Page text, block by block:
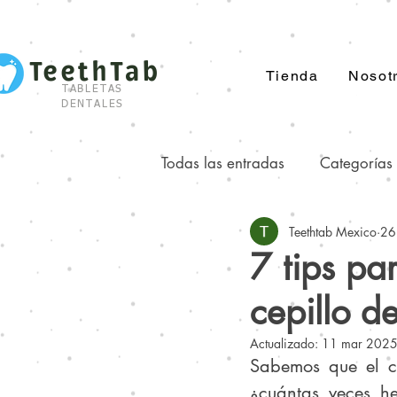
TeethTab
TABLETAS
DENTALES
Tienda
Todas las entradas Categorías
Cosas que no sabías de...
Datos sobre el Flúor
7 tips
cepillo
Teethtab Mexico
Actualizado: 11 mar 2025
Sabemos que el